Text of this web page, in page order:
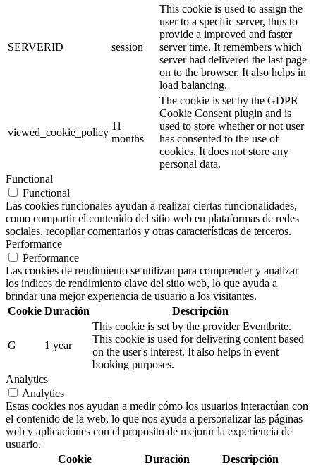
SERVERID session
This cookie is used to assign the
user to a specific server, thus to
provide a improved and faster
server time. It remembers which
server had delivered the last page
on to the browser. It also helps in
load balancing.
viewed_cookie_policy
11
months
The cookie is set by the GDPR
Cookie Consent plugin and is
used to store whether or not user
has consented to the use of
cookies. It does not store any
personal data.
Functional
Functional
Las cookies funcionales ayudan a realizar ciertas funcionalidades,
como compartir el contenido del sitio web en plataformas de redes
sociales, recopilar comentarios y otras características de terceros.
Performance
Performance
Las cookies de rendimiento se utilizan para comprender y analizar
los índices de rendimiento clave del sitio web, lo que ayuda a
brindar una mejor experiencia de usuario a los visitantes.
Cookie Duración Descripción
G 1 year
This cookie is set by the provider Eventbrite.
This cookie is used for delivering content based
on the user's interest. It also helps in event
booking purposes.
Analytics
Analytics
Estas cookies nos ayudan a medir cómo los usuarios interactúan con
el contenido de la web, lo que nos ayuda a personalizar las páginas
web y aplicaciones con el proposito de mejorar la experiencia de
usuario.
Cookie
Duración Descripción